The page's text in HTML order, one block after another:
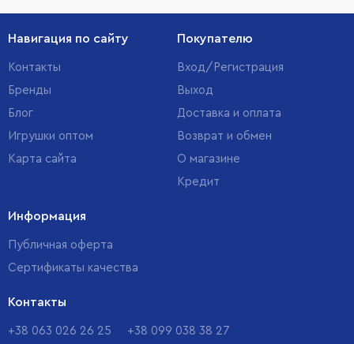
Навигация по сайту
Контакты
Бренды
Блог
Игрушки оптом
Карта сайта
Покупателю
Вход/Регистрация
Выход
Доставка и оплата
Возврат и обмен
О магазине
Кредит
Информация
Публичная оферта
Сертификаты качества
Контакты
+38 063 026 26 25 +38 099 038 38 27